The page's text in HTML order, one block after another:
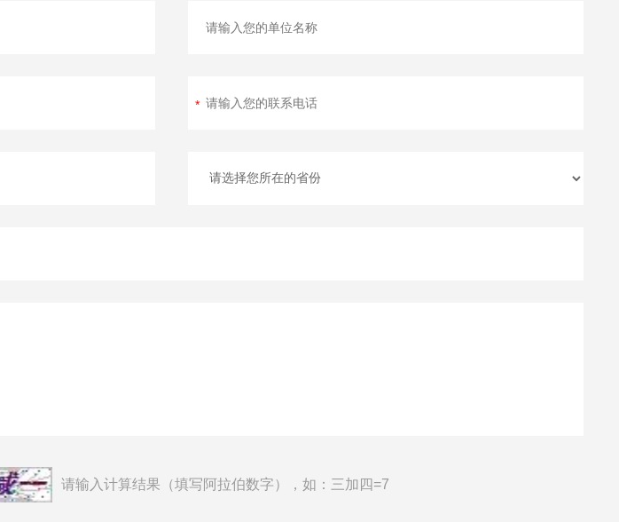
请输入计算结果（填写阿拉伯数字），如：三加四=7